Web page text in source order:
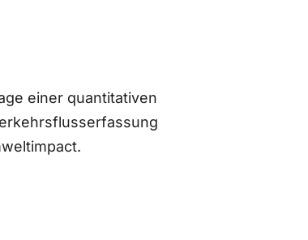
einer quantitativen